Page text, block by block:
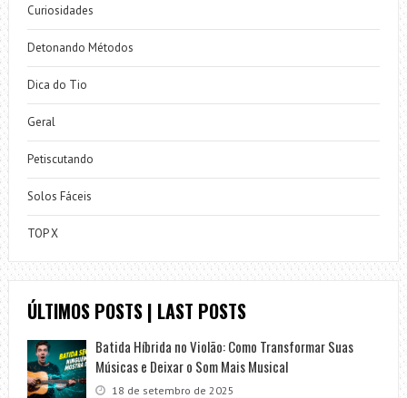
Curiosidades
Detonando Métodos
Dica do Tio
Geral
Petiscutando
Solos Fáceis
TOP X
ÚLTIMOS POSTS | LAST POSTS
Batida Híbrida no Violão: Como Transformar Suas
Músicas e Deixar o Som Mais Musical
18 de setembro de 2025